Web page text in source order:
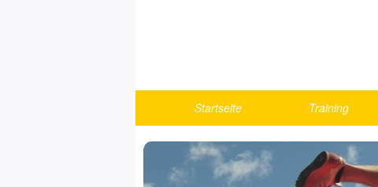
Startseite
Berichte
Training
Turnen
U10